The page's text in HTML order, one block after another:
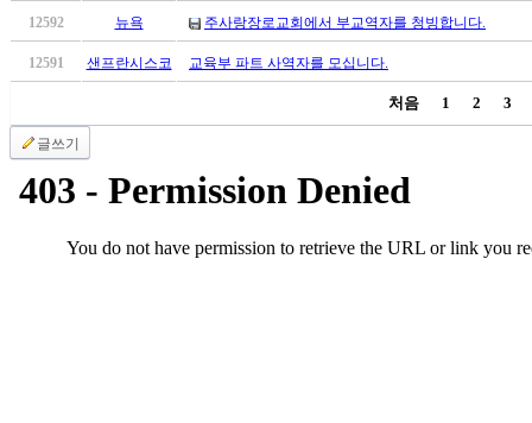
릴
지
입
발
기
12592 뉴욕 주사랑장로교회에서 부교역자를 청빙합니다.
12591 샌프란시스코 교육부 파트 사역자를 모십니다.
처음 1 2 3
글쓰기